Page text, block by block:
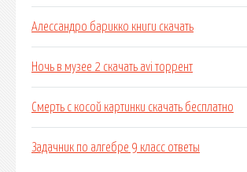
Алессандро барикко книги скачать
Ночь в музее 2 скачать avi торрент
Смерть с косой картинки скачать бесплатно
Задачник по алгебре 9 класс ответы